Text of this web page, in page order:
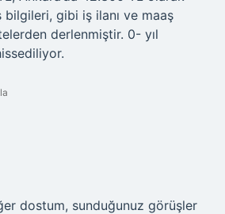
gibi iş ilanı ve maaş
derlenmiştir. 0- yıl
dostum, sunduğunuz görüşler